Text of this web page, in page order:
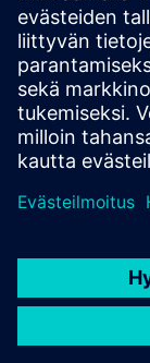
Service
Tarjoaa
palvelun, joka
integroimaan,